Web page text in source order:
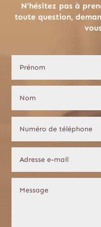
N’hésitez pas à
toute question,